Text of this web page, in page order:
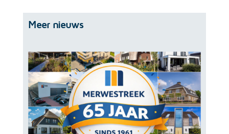
Meer nieuws